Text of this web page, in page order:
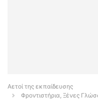
Αετοί της εκπαίδευσης
Φροντιστήρια, Ξένες